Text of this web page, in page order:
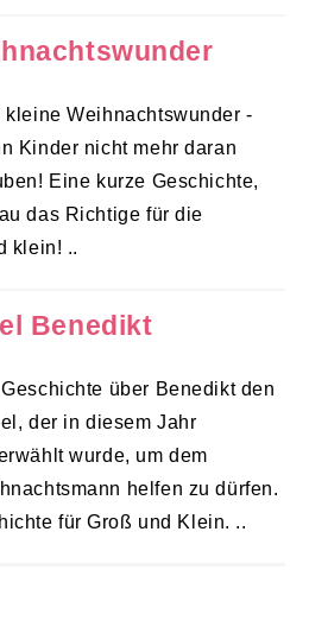
kleine Weihnachtswunder -
Kinder nicht mehr daran
Eine kurze Geschichte,
das Richtige für die
klein! ..
Benedikt
über Benedikt den
der in diesem Jahr
wurde, um dem
helfen zu dürfen.
für Groß und Klein. ..